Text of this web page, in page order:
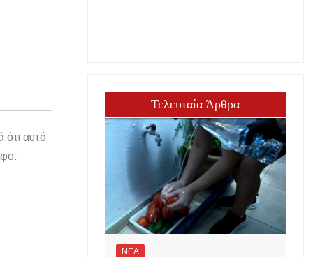
αυτό
Τελευταία Άρθρα
ΝΕΑ